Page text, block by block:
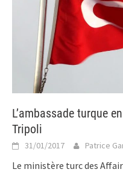
L’ambassade turque
Tripoli
31/01/2017 Patrice
Le ministère turc des